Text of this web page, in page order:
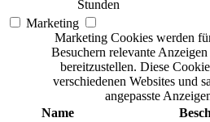
Stunden
Marketing
Marketing Cookies werden
Besuchern relevante
bereitzustellen. Diese
verschiedenen Websites und
angepasste
Name